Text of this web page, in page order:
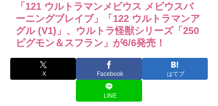
「121 ウルトラマンメビウス メビウスバ
ーニングブレイブ」「122 ウルトラマンア
グル (V1)」、ウルトラ怪獣シリーズ「250
ピグモン＆スフラン」が6/6発売！
X Facebook はてブ
LINE